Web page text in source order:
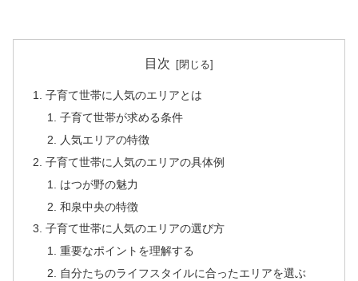
目次
子育て世帯に人気のエリアとは
子育て世帯が求める条件
人気エリアの特徴
子育て世帯に人気のエリアの具体例
はつが野の魅力
和泉中央の特徴
子育て世帯に人気のエリアの選び方
重要なポイントを理解する
自分たちのライフスタイルに合ったエリアを選ぶ